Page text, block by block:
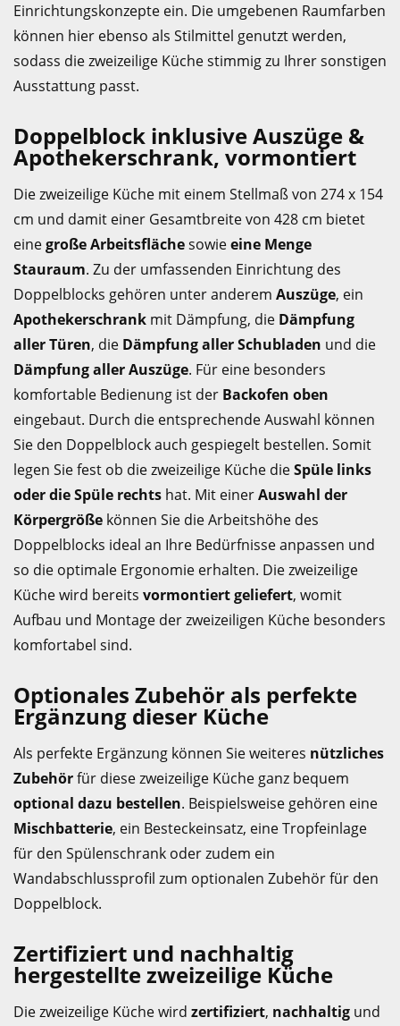
Einrichtungskonzepte ein. Die umgebenen Raumfarben
können hier ebenso als Stilmittel genutzt werden,
sodass die zweizeilige Küche stimmig zu Ihrer sonstigen
Ausstattung passt.
Doppelblock inklusive Auszüge &
Apothekerschrank, vormontiert
Die zweizeilige Küche mit einem Stellmaß von 274 x 154
cm und damit einer Gesamtbreite von 428 cm bietet
einegroße Arbeitsflächesowieeine Menge
Stauraum. Zu der umfassenden Einrichtung des
Doppelblocks gehören unter anderem Auszüge, ein
Apothekerschrank mit Dämpfung, die Dämpfung
aller Türen, die Dämpfung aller Schubladen und die
Dämpfung aller Auszüge. Für eine besonders
komfortable Bedienung ist der Backofen oben
eingebaut. Durch die entsprechende Auswahl können
Sie den Doppelblock auch gespiegelt bestellen. Somit
legen Sie fest ob die zweizeilige Küche dieSpüle links
oder die Spüle rechts hat. Mit einerAuswahl der
Körpergröße können Sie die Arbeitshöhe des
Doppelblocks ideal an Ihre Bedürfnisse anpassen und
so die optimale Ergonomie erhalten. Die zweizeilige
Küche wird bereits vormontiert geliefert, womit
Aufbau und Montage der zweizeiligen Küche besonders
komfortabel sind.
Optionales Zubehör als perfekte
Ergänzung dieser Küche
Als perfekte Ergänzung können Sie weiteres nützliches
Zubehörfür diese zweizeilige Küche ganz bequem
optional dazu bestellen. Beispielsweise gehören eine
Mischbatterie, ein Besteckeinsatz, eine Tropfeinlage
für den Spülenschrank oder zudem ein
Wandabschlussprofil zum optionalen Zubehör für den
Doppelblock.
Zertifiziert und nachhaltig
hergestellte zweizeilige Küche
Die zweizeilige Küche wird zertifiziert, nachhaltig und